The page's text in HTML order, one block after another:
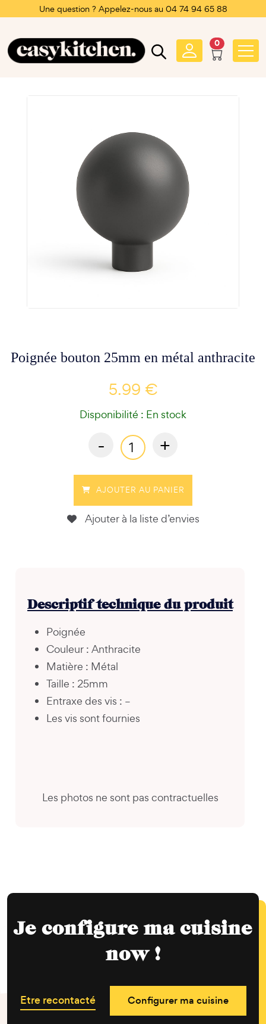
Une question ? Appelez-nous au 04 74 94 65 88
0
Poignée bouton 25mm en métal anthracite
5.99 €
Disponibilité : En stock
- +
AJOUTER AU PANIER
Ajouter à la liste d’envies
Descriptif technique du produit
Poignée
Couleur : Anthracite
Matière : Métal
Taille : 25mm
Entraxe des vis : –
Les vis sont fournies
Les photos ne sont pas contractuelles
Je configure ma cuisine
now !
Etre recontacté Configurer ma cuisine